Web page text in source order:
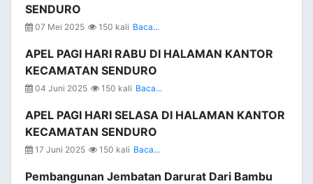
SENDURO
07 Mei 2025 150 kali Baca...
APEL PAGI HARI RABU DI HALAMAN KANTOR
KECAMATAN SENDURO
04 Juni 2025 150 kali Baca...
APEL PAGI HARI SELASA DI HALAMAN KANTOR
KECAMATAN SENDURO
17 Juni 2025 150 kali Baca...
Pembangunan Jembatan Darurat Dari Bambu